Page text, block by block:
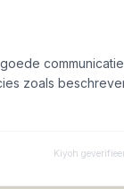
zoals
Kiyoh